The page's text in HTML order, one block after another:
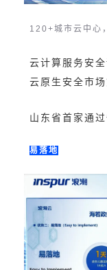
120+城市云中心
云计算服务安
云原生安全市场
山东省首家通
易落地